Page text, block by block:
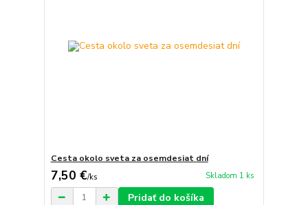
Cesta okolo sveta za osemdesiat dní
7,50 €/ks Skladom 1 ks
Pridať do košíka